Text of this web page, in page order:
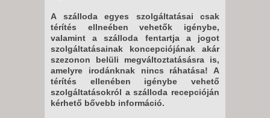
A szálloda egyes szolgáltatásai csak
térítés ellneében vehetők igénybe,
valamint a szálloda fentartja a jogot
szolgáltatásainak koncepciójának akár
szezonon belüli megváltoztatásásra is,
amelyre irodánknak nincs ráhatása! A
térítés ellenében igénybe vehető
szolgáltatásokról a szálloda recepcióján
kérhető bővebb információ.